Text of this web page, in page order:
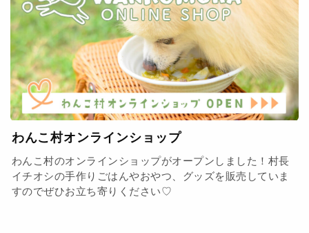
わんこ村オンラインショップ
わんこ村のオンラインショップがオープンしました！村長
イチオシの手作りごはんやおやつ、グッズを販売していま
すのでぜひお立ち寄りください♡